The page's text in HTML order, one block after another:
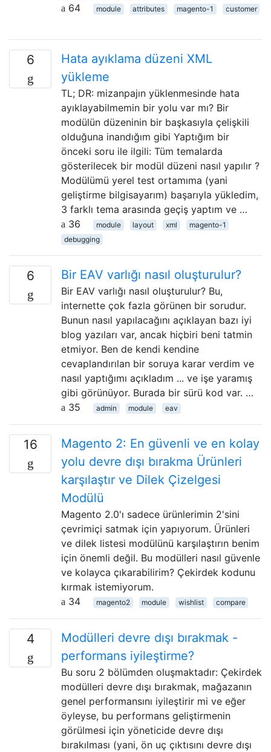
64
module attributes magento-1 customer
6
Hata ayıklama düzeni XML
yükleme
TL; DR: mizanpajın yüklenmesinde hata
ayıklayabilmemin bir yolu var mı? Bir
modülün düzeninin bir başkasıyla çelişkili
olduğuna inandığım gibi Yaptığım bir
önceki soru ile ilgili: Tüm temalarda
gösterilecek bir modül düzeni nasıl yapılır ?
Modülümü yerel test ortamıma (yani
geliştirme bilgisayarım) başarıyla yükledim,
3 farklı tema arasında geçiş yaptım ve …
36
module layout xml
magento-1
debugging
6 Bir EAV varlığı nasıl oluşturulur?
Bir EAV varlığı nasıl oluşturulur? Bu,
internette çok fazla görünen bir sorudur.
Bunun nasıl yapılacağını açıklayan bazı iyi
blog yazıları var, ancak hiçbiri beni tatmin
etmiyor. Ben de kendi kendine
cevaplandırılan bir soruya karar verdim ve
nasıl yaptığımı açıkladım ... ve işe yaramış
gibi görünüyor. Burada bir sürü kod var. …
35
admin module eav
16
Magento 2: En güvenli ve en kolay
yolu devre dışı bırakma Ürünleri
karşılaştır ve Dilek Çizelgesi
Modülü
Magento 2.0'ı sadece ürünlerimin 2'sini
çevrimiçi satmak için yapıyorum. Ürünleri
ve dilek listesi modülünü karşılaştırın benim
için önemli değil. Bu modülleri nasıl güvenle
ve kolayca çıkarabilirim? Çekirdek kodunu
kırmak istemiyorum.
34
magento2 module wishlist compare
4
Modülleri devre dışı bırakmak -
performans iyileştirme?
Bu soru 2 bölümden oluşmaktadır: Çekirdek
modülleri devre dışı bırakmak, mağazanın
genel performansını iyileştirir mi ve eğer
öyleyse, bu performans geliştirmenin
görülmesi için yöneticide devre dışı
bırakılması (yani, ön uç çıktısını devre dışı